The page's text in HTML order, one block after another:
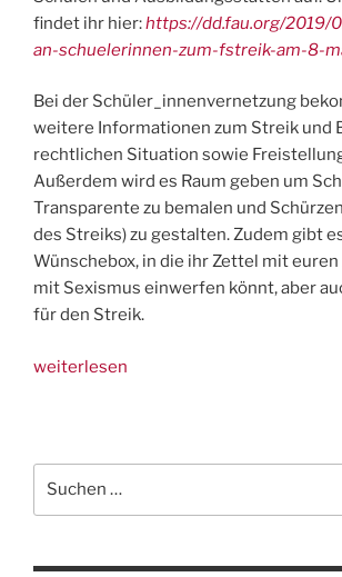
findet ihr hier:https://dd.fau.org/2019/
an-schuelerinnen-zum-fstreik-am-8-
Bei der Schüler_innenvernetzung
weitere Informationen zum Streik und
rechtlichen Situation sowie
Außerdem wird es Raum geben um
Transparente zu bemalen und
des Streiks) zu gestalten. Zudem gibt
Wünschebox, in die ihr Zettel mit
mit Sexismus einwerfen könnt, aber
für den Streik.
„20.
Vorbereitung
auf
weiterlesen
nach: